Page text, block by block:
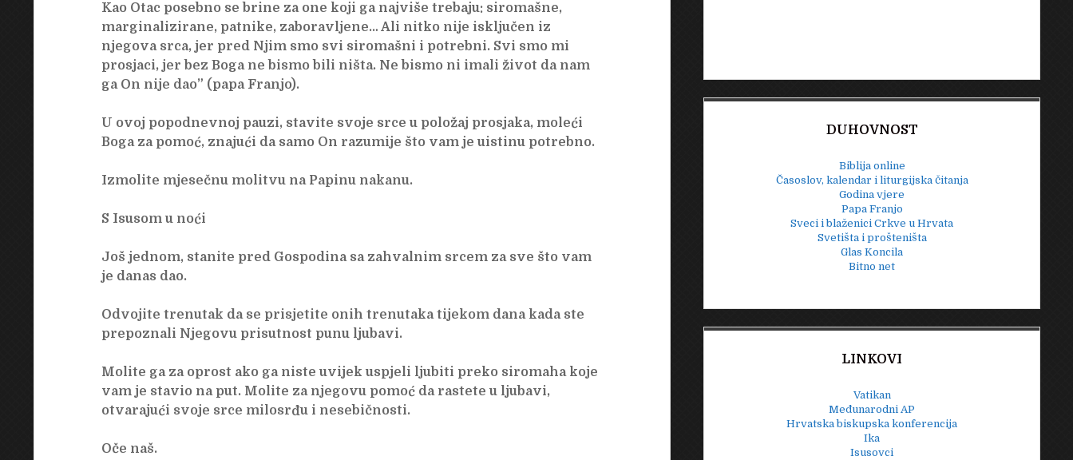
Kao Otac posebno se brine za one koji ga najviše trebaju: siromašne,
marginalizirane, patnike, zaboravljene… Ali nitko nije isključen iz
njegova srca, jer pred Njim smo svi siromašni i potrebni. Svi smo mi
prosjaci, jer bez Boga ne bismo bili ništa. Ne bismo ni imali život da nam
ga On nije dao” (papa Franjo).
U ovoj popodnevnoj pauzi, stavite svoje srce u položaj prosjaka, moleći
Boga za pomoć, znajući da samo On razumije što vam je uistinu potrebno.
Izmolite mjesečnu molitvu na Papinu nakanu.
S Isusom u noći
Još jednom, stanite pred Gospodina sa zahvalnim srcem za sve što vam
je danas dao.
Odvojite trenutak da se prisjetite onih trenutaka tijekom dana kada ste
prepoznali Njegovu prisutnost punu ljubavi.
Molite ga za oprost ako ga niste uvijek uspjeli ljubiti preko siromaha koje
vam je stavio na put. Molite za njegovu pomoć da rastete u ljubavi,
otvarajući svoje srce milosrđu i nesebičnosti.
Oče naš.
DUHOVNOST
Biblija online
Časoslov, kalendar i liturgijska čitanja
Godina vjere
Papa Franjo
Sveci i blaženici Crkve u Hrvata
Svetišta i prošteništa
Glas Koncila
Bitno net
LINKOVI
Vatikan
Međunarodni AP
Hrvatska biskupska konferencija
Ika
Isusovci